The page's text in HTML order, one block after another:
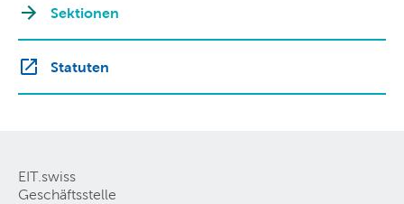
Sektionen
Statuten
EIT.swiss
Geschäftsstelle